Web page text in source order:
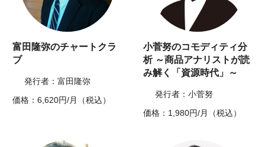
富田隆弥のチャートクラ
ブ
発行者：富田隆弥
価格：6,620円/月（税込）
小菅努のコモディティ分
析 ～商品アナリストが読
み解く「資源時代」～
発行者：小菅努
価格：1,980円/月（税込）